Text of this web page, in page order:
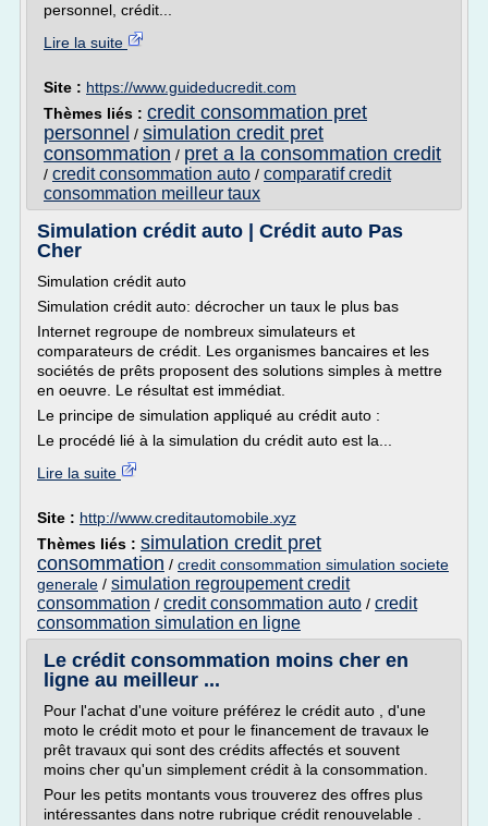
personnel, crédit...
Lire la suite
Site : https://www.guideducredit.com
Thèmes liés : credit consommation pret
personnel / simulation credit pret
consommation / pret a la consommation credit
/ credit consommation auto / comparatif credit
consommation meilleur taux
Simulation crédit auto | Crédit auto Pas
Cher
Simulation crédit auto
Simulation crédit auto: décrocher un taux le plus bas
Internet regroupe de nombreux simulateurs et
comparateurs de crédit. Les organismes bancaires et les
sociétés de prêts proposent des solutions simples à mettre
en oeuvre. Le résultat est immédiat.
Le principe de simulation appliqué au crédit auto :
Le procédé lié à la simulation du crédit auto est la...
Lire la suite
Site : http://www.creditautomobile.xyz
Thèmes liés : simulation credit pret
consommation / credit consommation simulation societe
generale / simulation regroupement credit
consommation / credit consommation auto / credit
consommation simulation en ligne
Le crédit consommation moins cher en
ligne au meilleur ...
Pour l'achat d'une voiture préférez le crédit auto , d'une
moto le crédit moto et pour le financement de travaux le
prêt travaux qui sont des crédits affectés et souvent
moins cher qu'un simplement crédit à la consommation.
Pour les petits montants vous trouverez des offres plus
intéressantes dans notre rubrique crédit renouvelable .